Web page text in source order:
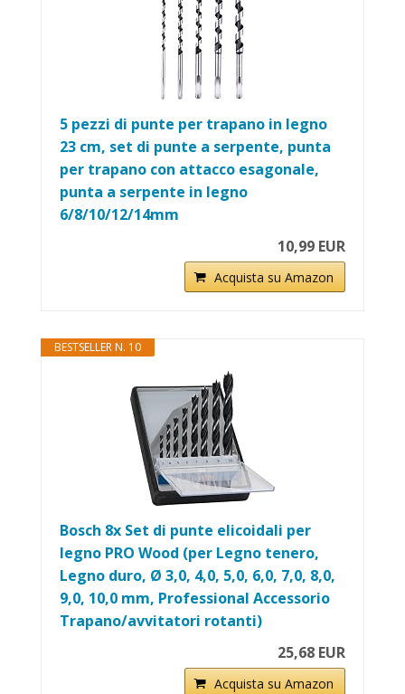
5 pezzi di punte per trapano in legno
23 cm, set di punte a serpente, punta
per trapano con attacco esagonale,
punta a serpente in legno
6/8/10/12/14mm
10,99 EUR
Acquista su Amazon
BESTSELLER N. 10
Bosch 8x Set di punte elicoidali per
legno PRO Wood (per Legno tenero,
Legno duro, Ø 3,0, 4,0, 5,0, 6,0, 7,0, 8,0,
9,0, 10,0 mm, Professional Accessorio
Trapano/avvitatori rotanti)
25,68 EUR
Acquista su Amazon